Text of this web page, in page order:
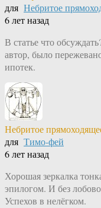
для Небритое
6 лет назад
В статье что
автор, было
ипотек.
Небритое
для Тимо-фей
6 лет назад
Хорошая зеркалка
эпилогом. И без
Успехов в нелёгком.